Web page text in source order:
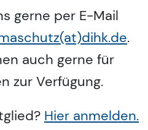
gerne per E-Mail
.
auch gerne für
zur Verfügung.
Hier anmelden.